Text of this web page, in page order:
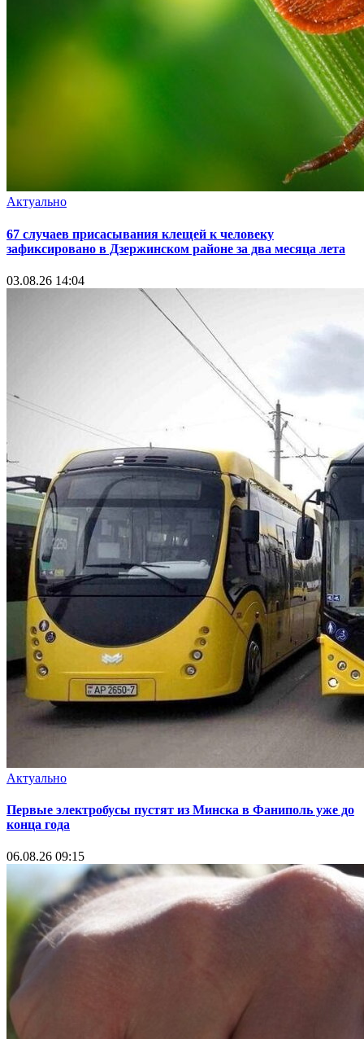
Актуально
67 случаев присасывания клещей к человеку
зафиксировано в Дзержинском районе за два месяца лета
03.08.26 14:04
Актуально
Первые электробусы пустят из Минска в Фаниполь уже до
конца года
06.08.26 09:15